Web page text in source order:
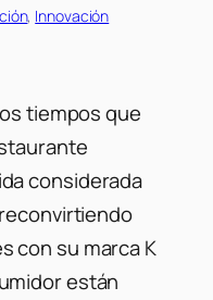
, Innovación
tiempos que
considerada
con su marca K
están